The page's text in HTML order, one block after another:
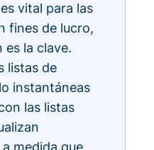
vital para las
fines de lucro,
es la clave.
listas de
instantáneas
las listas
medida que